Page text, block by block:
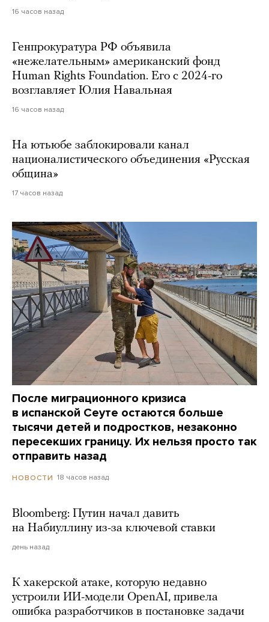
16 часов назад
Генпрокуратура РФ объявила
«нежелательным» американский фонд
Human Rights Foundation. Его с 2024-го
возглавляет Юлия Навальная
16 часов назад
На ютьюбе заблокировали канал
националистического объединения «Русская
община»
17 часов назад
После миграционного кризиса
в испанской Сеуте остаются больше
тысячи детей и подростков, незаконно
пересекших границу. Их нельзя просто так
отправить назад
НОВОСТИ 18 часов назад
Bloomberg: Путин начал давить
на Набиуллину из-за ключевой ставки
день назад
К хакерской атаке, которую недавно
устроили ИИ-модели OpenAI, привела
ошибка разработчиков в постановке задачи